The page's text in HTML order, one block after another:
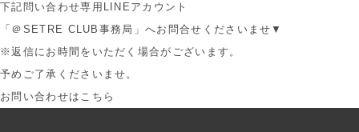
下記問い合わせ専用LINEアカウント
「＠SETRE CLUB事務局」へお問合せくださいませ▼
※返信にお時間をいただく場合がございます。
予めご了承くださいませ。
お問い合わせはこちら